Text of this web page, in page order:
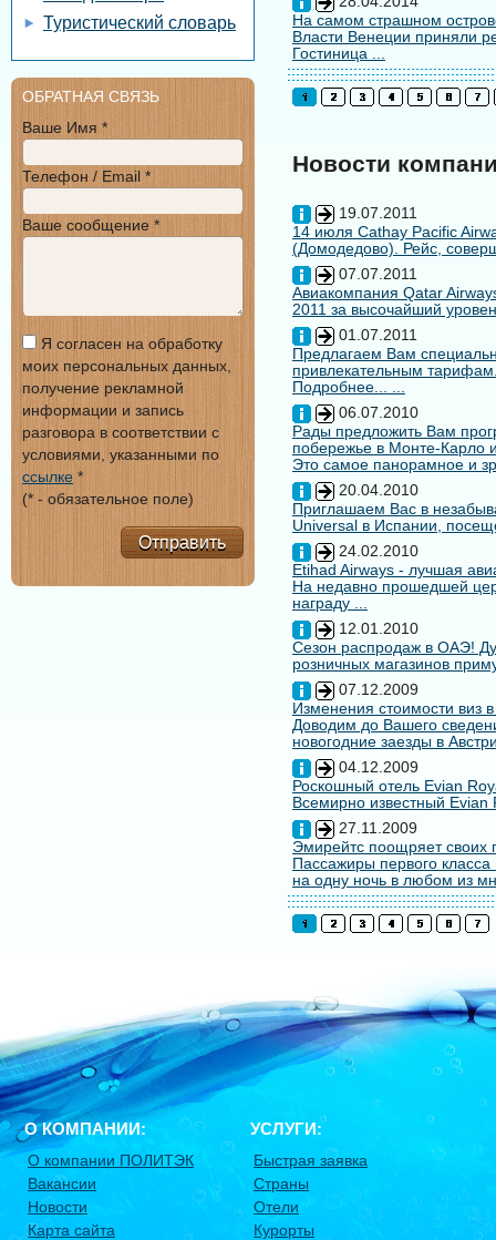
На самом страшном
Власти Венеции приняли
Гостиница ...
Новости
19.07.2011
14 июля Cathay Pacific
(Домодедово). Рейс,
07.07.2011
Авиакомпания Qatar
2011 за высочайший
01.07.2011
Предлагаем Вам
привлекательным
Подробнее... ...
06.07.2010
Рады предложить Вам
побережье в Монте-Карло
Это самое панорамное и
20.04.2010
Приглашаем Вас в
Universal в Испании,
24.02.2010
Etihad Airways - лучшая
На недавно прошедшей
награду ...
12.01.2010
Сезон распродаж в ОАЭ!
розничных магазинов
07.12.2009
Изменения стоимости виз
Доводим до Вашего
новогодние заезды в
04.12.2009
Роскошный отель Evian
Всемирно известный
27.11.2009
Эмирейтс поощряет своих
Пассажиры первого
на одну ночь в любом из
Туристический словарь
ОБРАТНАЯ СВЯЗЬ
Ваше Имя *
Телефон / Email *
Ваше сообщение *
Я согласен на обработку
моих персональных данных,
получение рекламной
информации и запись
разговора в соответствии с
условиями, указанными по
ссылке *
(* - обязательное поле)
Отправить
О КОМПАНИИ:
О компании ПОЛИТЭК
Вакансии
Новости
Карта сайта
УСЛУГИ:
Быстрая заявка
Страны
Отели
Курорты